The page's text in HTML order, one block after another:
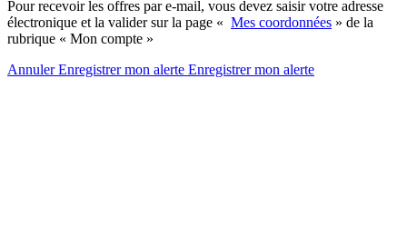
Pour recevoir les offres par e-mail, vous devez saisir votre adresse
électronique et la valider sur la page « Mes coordonnées » de la
rubrique « Mon compte »
AnnulerEnregistrer mon alerte Enregistrermon alerte